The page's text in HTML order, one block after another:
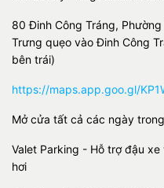
80 Đinh Công Tráng,
Trưng quẹo vào Đinh Công
bên trái)
https://maps.app.goo.gl/
Mở cửa tất cả các ngày
Valet Parking - Hỗ trợ đậu
hơi